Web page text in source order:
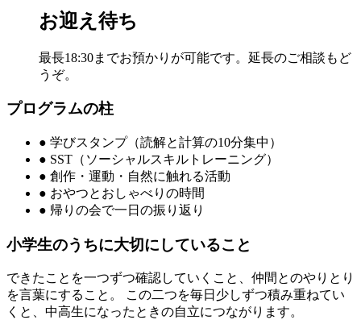
お迎え待ち
最長18:30までお預かりが可能です。延長のご相談もど
うぞ。
プログラムの柱
● 学びスタンプ（読解と計算の10分集中）
● SST（ソーシャルスキルトレーニング）
● 創作・運動・自然に触れる活動
● おやつとおしゃべりの時間
● 帰りの会で一日の振り返り
小学生のうちに大切にしていること
できたことを一つずつ確認していくこと、仲間とのやりとり
を言葉にすること。 この二つを毎日少しずつ積み重ねてい
くと、中高生になったときの自立につながります。